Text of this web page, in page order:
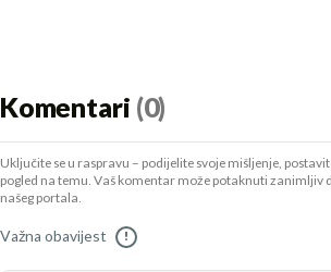
Komentari (0)
Uključite se u raspravu – podijelite svoje mišljenje,
pogled na temu. Vaš komentar može potaknuti zanimljiv
našeg portala.
Važna obavijest !